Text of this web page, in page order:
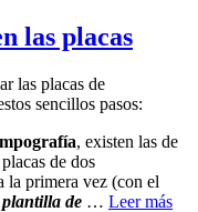
las placas
las placas de
sencillos pasos:
, existen las de
de dos
la primera vez (con el
plantilla de … Leer más